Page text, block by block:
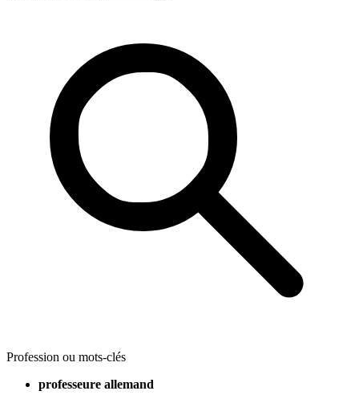
Profession ou mots-clés
professeure allemand